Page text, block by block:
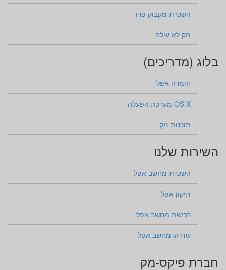
השכרת מקבוק פרו
מק לא עולה
בלוג (מדריכים)
חומרה אפל
OS X מערכת הפעלה
תוכנות מק
השירות שלנו
השכרת מחשב אפל
תיקון אפל
רכישת מחשב אפל
שדרוג מחשב אפל
חברת פיקס-מק